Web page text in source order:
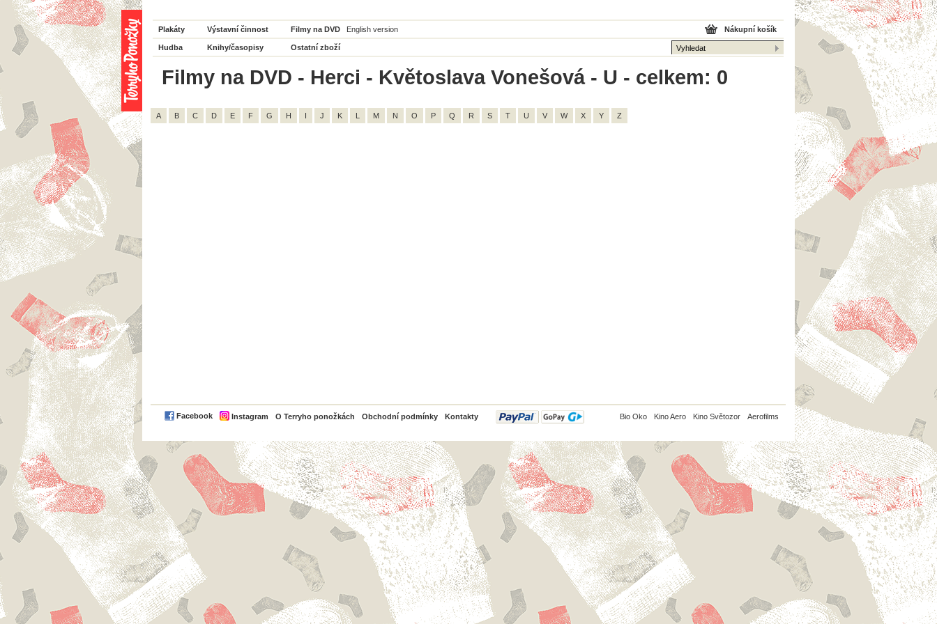
Plakáty Výstavní činnost Filmy na DVD English version
Hudba Knihy/časopisy Ostatní zboží
Nákupní košík
Filmy na DVD - Herci - Květoslava Vonešová - U - celkem: 0
A B C D E F G H I J K L M N O P Q R S T U V W X Y Z
Facebook Instagram O Terryho ponožkách Obchodní podmínky Kontakty
PayPal Bio Oko Kino Aero Kino Světozor Aerofilms